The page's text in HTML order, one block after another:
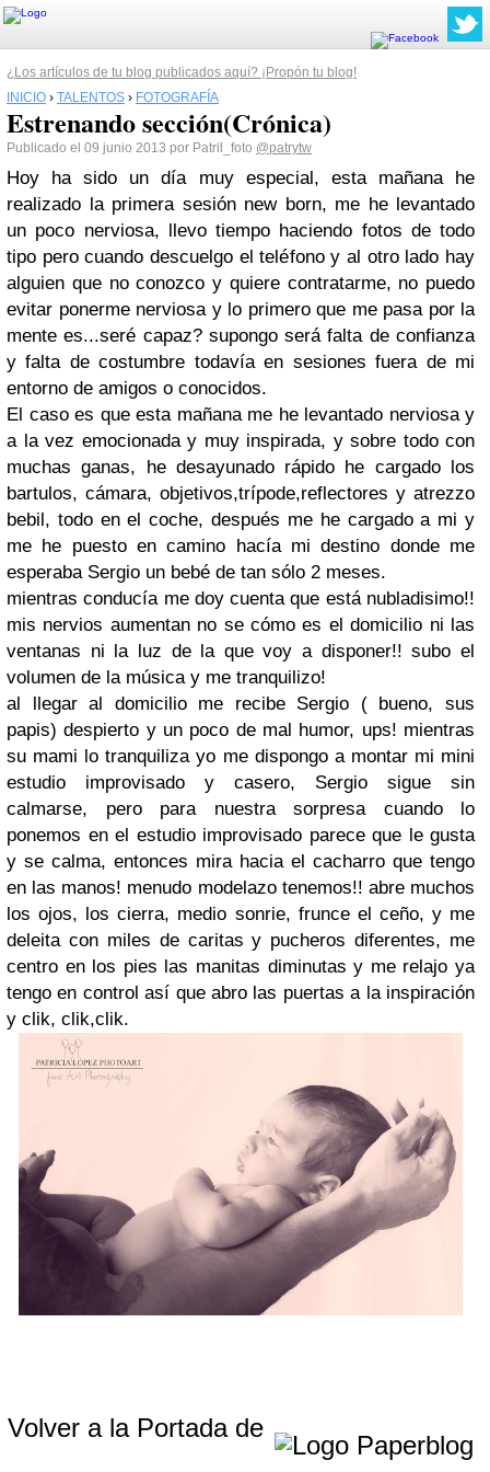
¿Los artículos de tu blog publicados aquí? ¡Propón tu blog!
INICIO › TALENTOS › FOTOGRAFÍA
Estrenando sección(Crónica)
Publicado el 09 junio 2013 por Patril_foto @patrytw
Hoy ha sido un día muy especial, esta mañana he
realizado la primera sesión new born, me he levantado
un poco nerviosa, llevo tiempo haciendo fotos de todo
tipo pero cuando descuelgo el teléfono y al otro lado hay
alguien que no conozco y quiere contratarme, no puedo
evitar ponerme nerviosa y lo primero que me pasa por la
mente es...seré capaz? supongo será falta de confianza
y falta de costumbre todavía en sesiones fuera de mi
entorno de amigos o conocidos.
El caso es que esta mañana me he levantado nerviosa y
a la vez emocionada y muy inspirada, y sobre todo con
muchas ganas, he desayunado rápido he cargado los
bartulos, cámara, objetivos,trípode,reflectores y atrezzo
bebil, todo en el coche, después me he cargado a mi y
me he puesto en camino hacía mi destino donde me
esperaba Sergio un bebé de tan sólo 2 meses.
mientras conducía me doy cuenta que está nubladisimo!!
mis nervios aumentan no se cómo es el domicilio ni las
ventanas ni la luz de la que voy a disponer!! subo el
volumen de la música y me tranquilizo!
al llegar al domicilio me recibe Sergio ( bueno, sus
papis) despierto y un poco de mal humor, ups! mientras
su mami lo tranquiliza yo me dispongo a montar mi mini
estudio improvisado y casero, Sergio sigue sin
calmarse, pero para nuestra sorpresa cuando lo
ponemos en el estudio improvisado parece que le gusta
y se calma, entonces mira hacia el cacharro que tengo
en las manos! menudo modelazo tenemos!! abre muchos
los ojos, los cierra, medio sonrie, frunce el ceño, y me
deleita con miles de caritas y pucheros diferentes, me
centro en los pies las manitas diminutas y me relajo ya
tengo en control así que abro las puertas a la inspiración
y clik, clik,clik.
Volver a la Portada de